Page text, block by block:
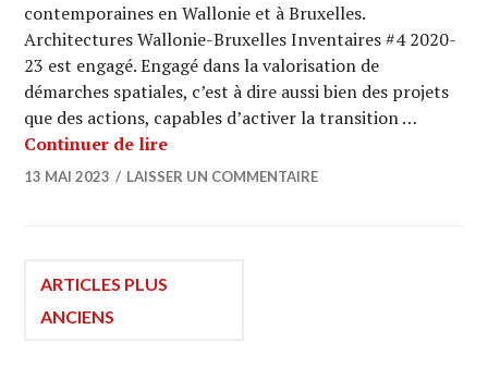
contemporaines en Wallonie et à Bruxelles.
Architectures Wallonie-Bruxelles Inventaires #4 2020-
23 est engagé. Engagé dans la valorisation de
démarches spatiales, c’est à dire aussi bien des projets
que des actions, capables d’activer la transition …
Continuer de lireArchitectures Wallonie-Bruxelles
13 MAI 2023 LAISSER UN COMMENTAIRE
Navigation
ARTICLES PLUS
ANCIENS